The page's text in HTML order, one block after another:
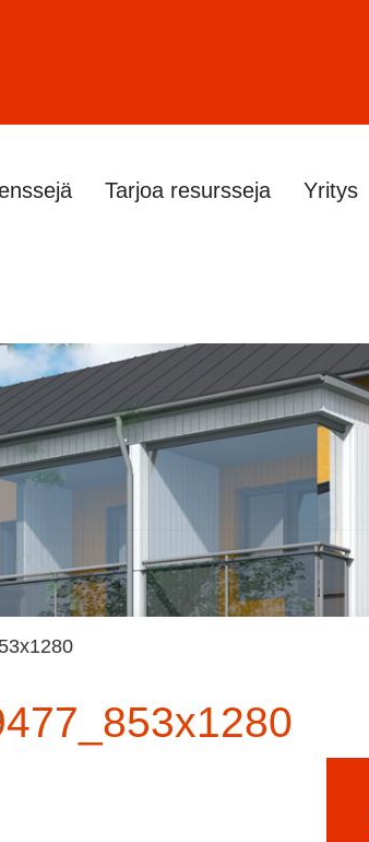
Tarjoa resursseja Yritys